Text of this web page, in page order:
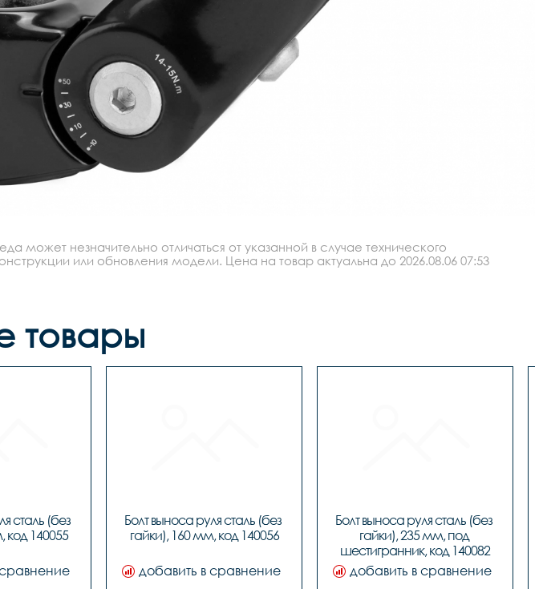
может незначительно отличаться от указанной в случае технического
или обновления модели. Цена на товар актуальна до 2026.08.06 07:53
товары
сталь (без
код 140055
Болт выноса руля сталь (без
гайки), 160 мм, код 140056
добавить в сравнение
Болт выноса руля сталь (без
гайки), 235 мм, под
шестигранник, код 140082
добавить в сравнение